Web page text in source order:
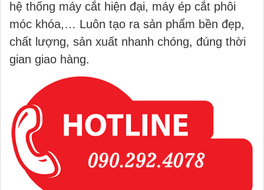
hệ thống máy cắt hiện đại, máy ép cắt phôi
móc khóa,… Luôn tạo ra sản phẩm bền đẹp,
chất lượng, sản xuất nhanh chóng, đúng thời
gian giao hàng.